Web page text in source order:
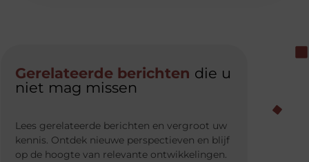
Gerelateerde berichten die u
niet mag missen
Lees gerelateerde berichten en vergroot uw
kennis. Ontdek nieuwe perspectieven en blijf
op de hoogte van relevante ontwikkelingen.